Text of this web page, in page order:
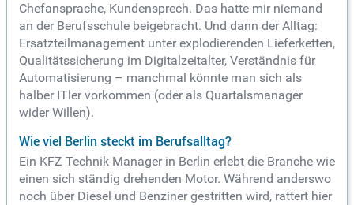
Chefansprache, Kundensprech. Das hatte mir niemand
an der Berufsschule beigebracht. Und dann der Alltag:
Ersatzteilmanagement unter explodierenden Lieferketten,
Qualitätssicherung im Digitalzeitalter, Verständnis für
Automatisierung – manchmal könnte man sich als
halber ITler vorkommen (oder als Quartalsmanager
wider Willen).
Wie viel Berlin steckt im Berufsalltag?
Ein KFZ Technik Manager in Berlin erlebt die Branche wie
einen sich ständig drehenden Motor. Während anderswo
noch über Diesel und Benziner gestritten wird, rattert hier